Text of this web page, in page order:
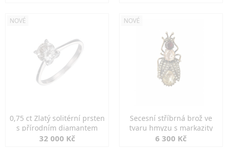
NOVÉ
0,75 ct Zlatý solitérní prsten
s přírodním diamantem
32 000 Kč
NOVÉ
Secesní stříbrná brož ve
tvaru hmyzu s markazity
6 300 Kč